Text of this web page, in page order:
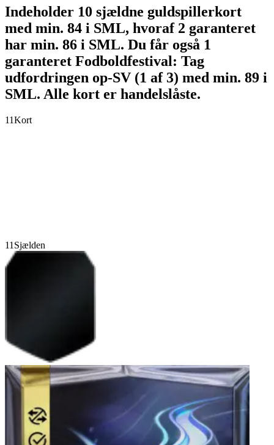
Indeholder 10 sjældne guldspillerkort
med min. 84 i SML, hvoraf 2 garanteret
har min. 86 i SML. Du får også 1
garanteret Fodboldfestival: Tag
udfordringen op-SV (1 af 3) med min. 89 i
SML. Alle kort er handelslåste.
11Kort
11 Sjælden